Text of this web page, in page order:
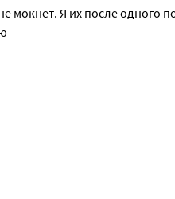
мокнет. Я их после одного